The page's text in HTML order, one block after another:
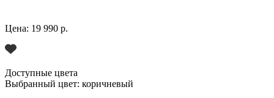
Цена: 19 990 р.
Доступные цвета
Выбранный цвет: коричневый